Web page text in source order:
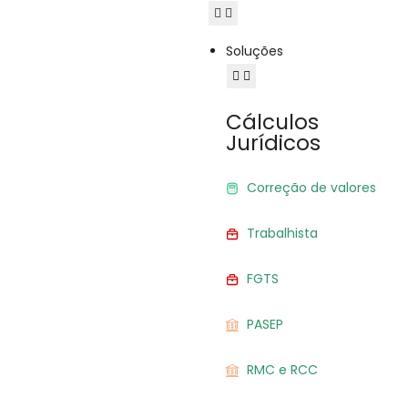
Soluções
Cálculos
Jurídicos
Correção de valores
Trabalhista
FGTS
PASEP
RMC e RCC